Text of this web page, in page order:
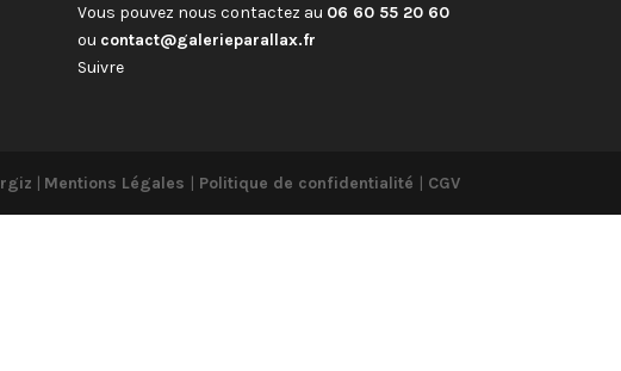
Vous pouvez nous contactez au 06 60 55 20 60
ou contact@galerieparallax.fr
Suivre
| Mentions Légales | Politique de confidentialité | CGV